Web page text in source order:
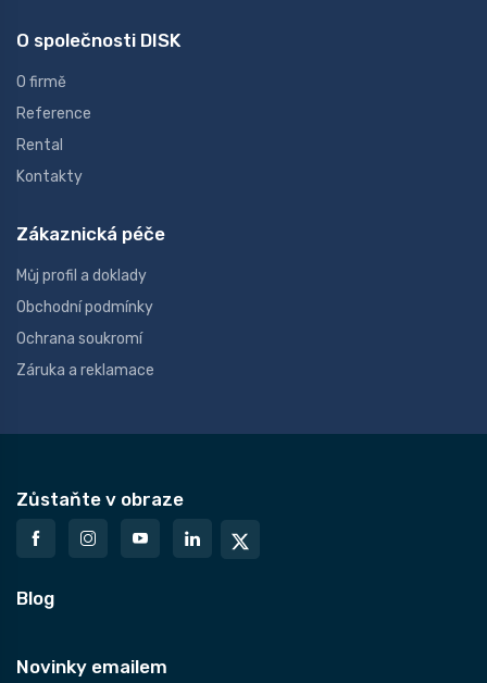
O společnosti DISK
O firmě
Reference
Rental
Kontakty
Zákaznická péče
Můj profil a doklady
Obchodní podmínky
Ochrana soukromí
Záruka a reklamace
Zůstaňte v obraze
Blog
Novinky emailem